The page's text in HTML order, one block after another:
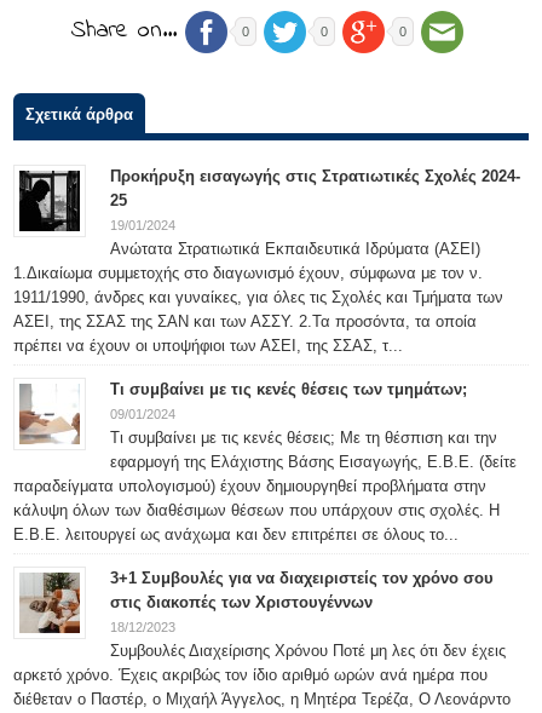
Share on… 0 0 0
Σχετικά άρθρα
Προκήρυξη εισαγωγής στις Στρατιωτικές Σχολές 2024-
25
19/01/2024
Ανώτατα Στρατιωτικά Εκπαιδευτικά Ιδρύματα (ΑΣΕΙ)
1.Δικαίωμα συμμετοχής στο διαγωνισμό έχουν, σύμφωνα με τον ν.
1911/1990, άνδρες και γυναίκες, για όλες τις Σχολές και Τμήματα των
ΑΣΕΙ, της ΣΣΑΣ της ΣΑΝ και των ΑΣΣΥ. 2.Τα προσόντα, τα οποία
πρέπει να έχουν οι υποψήφιοι των ΑΣΕΙ, της ΣΣΑΣ, τ...
Τι συμβαίνει με τις κενές θέσεις των τμημάτων;
09/01/2024
Τι συμβαίνει με τις κενές θέσεις; Με τη θέσπιση και την
εφαρμογή της Ελάχιστης Βάσης Εισαγωγής, Ε.Β.Ε. (δείτε
παραδείγματα υπολογισμού) έχουν δημιουργηθεί προβλήματα στην
κάλυψη όλων των διαθέσιμων θέσεων που υπάρχουν στις σχολές. Η
Ε.Β.Ε. λειτουργεί ως ανάχωμα και δεν επιτρέπει σε όλους το...
3+1 Συμβουλές για να διαχειριστείς τον χρόνο σου
στις διακοπές των Χριστουγέννων
18/12/2023
Συμβουλές Διαχείρισης Χρόνου Ποτέ μη λες ότι δεν έχεις
αρκετό χρόνο. Έχεις ακριβώς τον ίδιο αριθμό ωρών ανά ημέρα που
διέθεταν ο Παστέρ, ο Μιχαήλ Άγγελος, η Μητέρα Τερέζα, Ο Λεονάρντο